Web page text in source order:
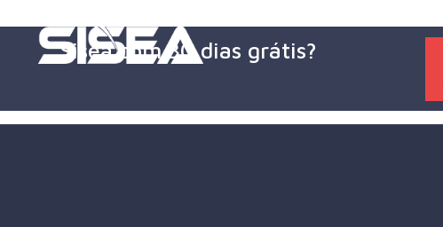
Sisea com 30 dias grátis?